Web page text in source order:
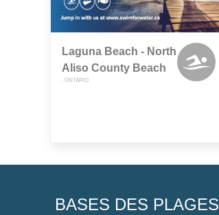
Laguna Beach - North
Aliso County Beach
, ONTARIO
BASES DES PLAGES